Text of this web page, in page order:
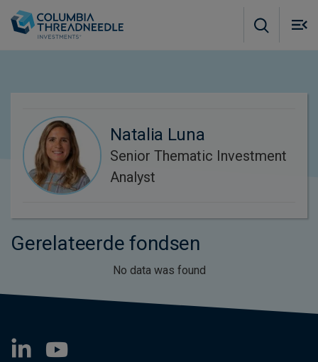
Natalia Luna
Senior Thematic Investment
Analyst
Gerelateerde fondsen
No data was found